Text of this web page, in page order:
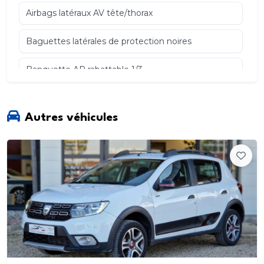
Airbags latéraux AV tête/thorax
Baguettes latérales de protection noires
Banquette AR rabattable 1/3
Boucliers ton caisse
Cache-bagages
Chauffage et ventillation à 4 vitesses
Condamnation centralisée des portes à distance
Autres véhicules